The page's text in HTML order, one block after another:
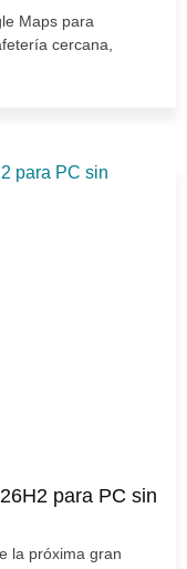
Maps para
cercana,
para PC sin
la próxima gran